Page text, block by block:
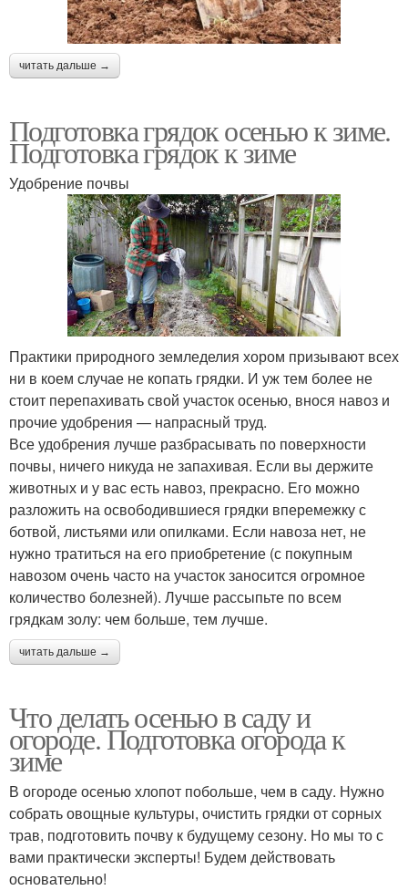
читать дальше →
Подготовка грядок осенью к зиме.
Подготовка грядок к зиме
Удобрение почвы
Практики природного земледелия хором призывают всех
ни в коем случае не копать грядки. И уж тем более не
стоит перепахивать свой участок осенью, внося навоз и
прочие удобрения — напрасный труд.
Все удобрения лучше разбрасывать по поверхности
почвы, ничего никуда не запахивая. Если вы держите
животных и у вас есть навоз, прекрасно. Его можно
разложить на освободившиеся грядки вперемежку с
ботвой, листьями или опилками. Если навоза нет, не
нужно тратиться на его приобретение (с покупным
навозом очень часто на участок заносится огромное
количество болезней). Лучше рассыпьте по всем
грядкам золу: чем больше, тем лучше.
читать дальше →
Что делать осенью в саду и
огороде. Подготовка огорода к
зиме
В огороде осенью хлопот побольше, чем в саду. Нужно
собрать овощные культуры, очистить грядки от сорных
трав, подготовить почву к будущему сезону. Но мы то с
вами практически эксперты! Будем действовать
основательно!